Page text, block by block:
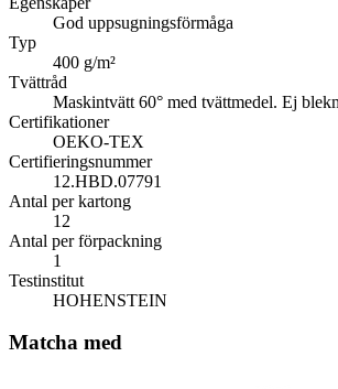
God uppsugningsförmåga
Typ
400 g/m²
Tvättråd
Maskintvätt 60° med tvättmedel. Ej
Certifikationer
OEKO-TEX
Certifieringsnummer
12.HBD.07791
Antal per kartong
12
Antal per förpackning
1
Testinstitut
HOHENSTEIN
Matcha med